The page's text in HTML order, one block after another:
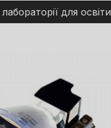
для освіти